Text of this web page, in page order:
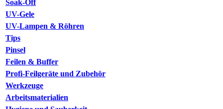
Soak-Off
UV-Gele
UV-Lampen & Röhren
Tips
Pinsel
Feilen & Buffer
Profi-Feilgeräte und Zubehör
Werkzeuge
Arbeitsmaterialien